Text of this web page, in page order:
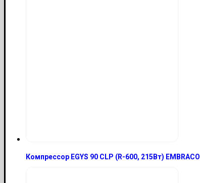
Компрессор EGYS 90 CLP (R-600, 215Вт) EMBRACO